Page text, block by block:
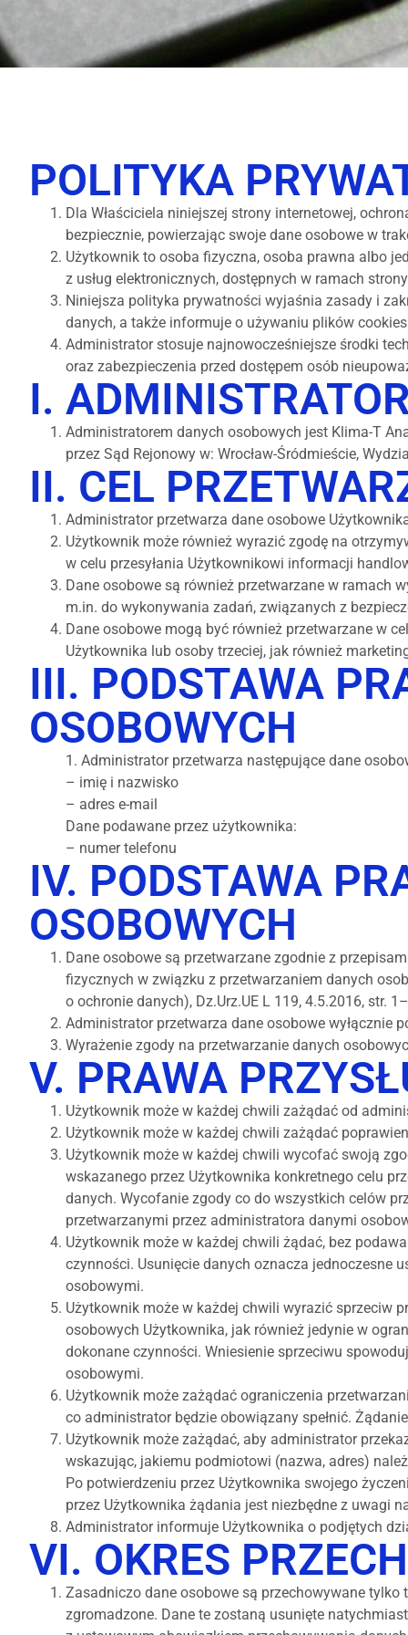
POLITYKA
Dla Właściciela niniejszej strony internetowej,
bezpiecznie, powierzając swoje dane osobowe w
Użytkownik to osoba fizyczna, osoba prawna albo
z usług elektronicznych, dostępnych w ramach
Niniejsza polityka prywatności wyjaśnia zasady i
danych, a także informuje o używaniu plików
Administrator stosuje najnowocześniejsze środki
oraz zabezpieczenia przed dostępem osób
I.
Administratorem danych osobowych jest Klima-T
przez Sąd Rejonowy w: Wrocław-Śródmieście,
II. CEL
Administrator przetwarza dane osobowe
Użytkownik może również wyrazić zgodę na
w celu przesyłania Użytkownikowi informacji
Dane osobowe są również przetwarzane w ramach
m.in. do wykonywania zadań, związanych z
Dane osobowe mogą być również przetwarzane w
Użytkownika lub osoby trzeciej, jak również
III. PODSTAWA
OSOBOWYCH
1. Administrator przetwarza następujące dane
– imię i nazwisko
– adres e-mail
Dane podawane przez użytkownika:
– numer telefonu
IV. PODSTAWA
OSOBOWYCH
Dane osobowe są przetwarzane zgodnie z
fizycznych w związku z przetwarzaniem danych
o ochronie danych), Dz.Urz.UE L 119, 4.5.2016, str.
Administrator przetwarza dane osobowe wyłącznie
Wyrażenie zgody na przetwarzanie danych
V. PRAWA
Użytkownik może w każdej chwili zażądać od
Użytkownik może w każdej chwili zażądać
Użytkownik może w każdej chwili wycofać swoją
wskazanego przez Użytkownika konkretnego celu
danych. Wycofanie zgody co do wszystkich celów
przetwarzanymi przez administratora danymi
Użytkownik może w każdej chwili żądać, bez
czynności. Usunięcie danych oznacza jednoczesne
osobowymi.
Użytkownik może w każdej chwili wyrazić sprzeciw
osobowych Użytkownika, jak również jedynie w
dokonane czynności. Wniesienie sprzeciwu
osobowymi.
Użytkownik może zażądać ograniczenia
co administrator będzie obowiązany spełnić.
Użytkownik może zażądać, aby administrator
wskazując, jakiemu podmiotowi (nazwa, adres)
Po potwierdzeniu przez Użytkownika swojego
przez Użytkownika żądania jest niezbędne z uwagi
Administrator informuje Użytkownika o podjętych
VI. OKRES
Zasadniczo dane osobowe są przechowywane tylko
zgromadzone. Dane te zostaną usunięte